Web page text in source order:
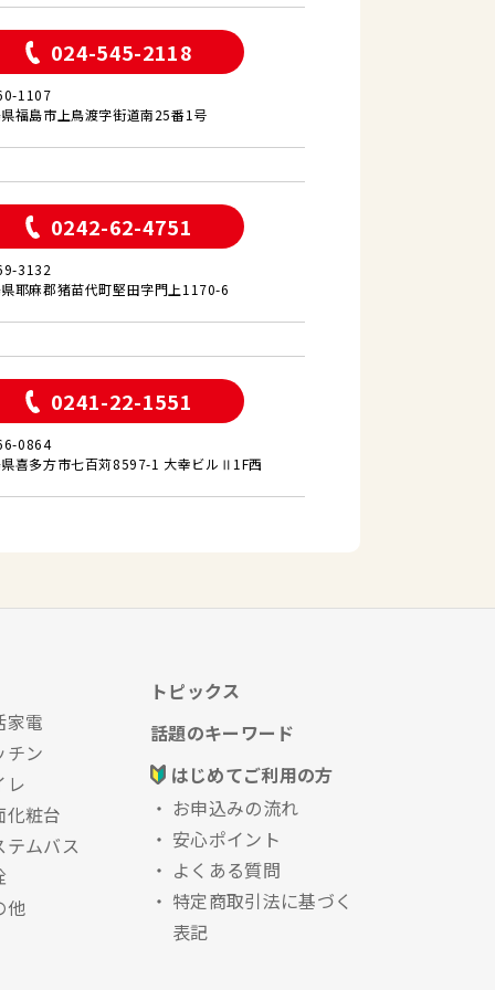
024-545-2118
1107
福島市上鳥渡字街道南25番1号
0242-62-4751
3132
耶麻郡猪苗代町堅田字門上1170-6
0241-22-1551
0864
喜多方市七百苅8597-1 大幸ビルⅡ1F西
家電
チン
レ
化粧台
テムバス
他
トピックス
話題のキーワード
はじめてご利用の方
お申込みの流れ
安心ポイント
よくある質問
特定商取引法に基づく
表記